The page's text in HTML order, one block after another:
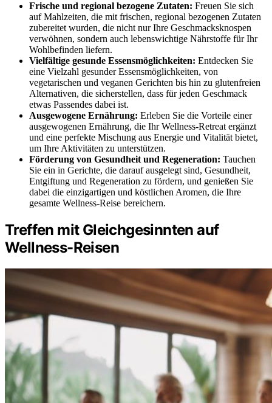
Frische und regional bezogene Zutaten: Freuen Sie sich
auf Mahlzeiten, die mit frischen, regional bezogenen Zutaten
zubereitet wurden, die nicht nur Ihre Geschmacksknospen
verwöhnen, sondern auch lebenswichtige Nährstoffe für Ihr
Wohlbefinden liefern.
Vielfältige gesunde Essensmöglichkeiten: Entdecken Sie
eine Vielzahl gesunder Essensmöglichkeiten, von
vegetarischen und veganen Gerichten bis hin zu glutenfreien
Alternativen, die sicherstellen, dass für jeden Geschmack
etwas Passendes dabei ist.
Ausgewogene Ernährung: Erleben Sie die Vorteile einer
ausgewogenen Ernährung, die Ihr Wellness-Retreat ergänzt
und eine perfekte Mischung aus Energie und Vitalität bietet,
um Ihre Aktivitäten zu unterstützen.
Förderung von Gesundheit und Regeneration: Tauchen
Sie ein in Gerichte, die darauf ausgelegt sind, Gesundheit,
Entgiftung und Regeneration zu fördern, und genießen Sie
dabei die einzigartigen und köstlichen Aromen, die Ihre
gesamte Wellness-Reise bereichern.
Treffen mit Gleichgesinnten auf
Wellness-Reisen